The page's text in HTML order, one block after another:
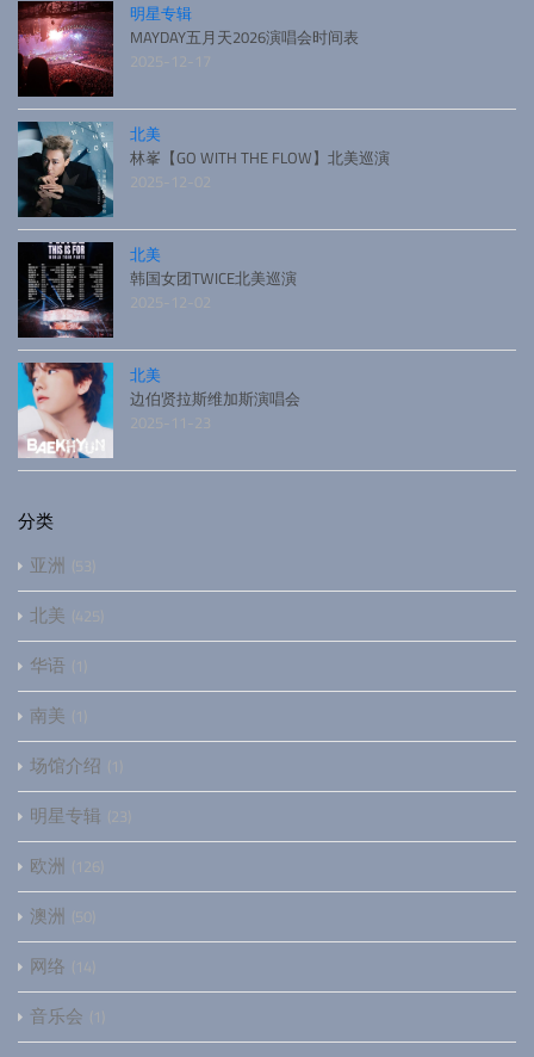
明星专辑
MAYDAY五月天2026演唱会时间表
2025-12-17
北美
林峯【GO WITH THE FLOW】北美巡演
2025-12-02
北美
韩国女团TWICE北美巡演
2025-12-02
北美
边伯贤拉斯维加斯演唱会
2025-11-23
分类
亚洲 53
北美 425
华语 1
南美 1
场馆介绍 1
明星专辑 23
欧洲 126
澳洲 50
网络 14
音乐会 1